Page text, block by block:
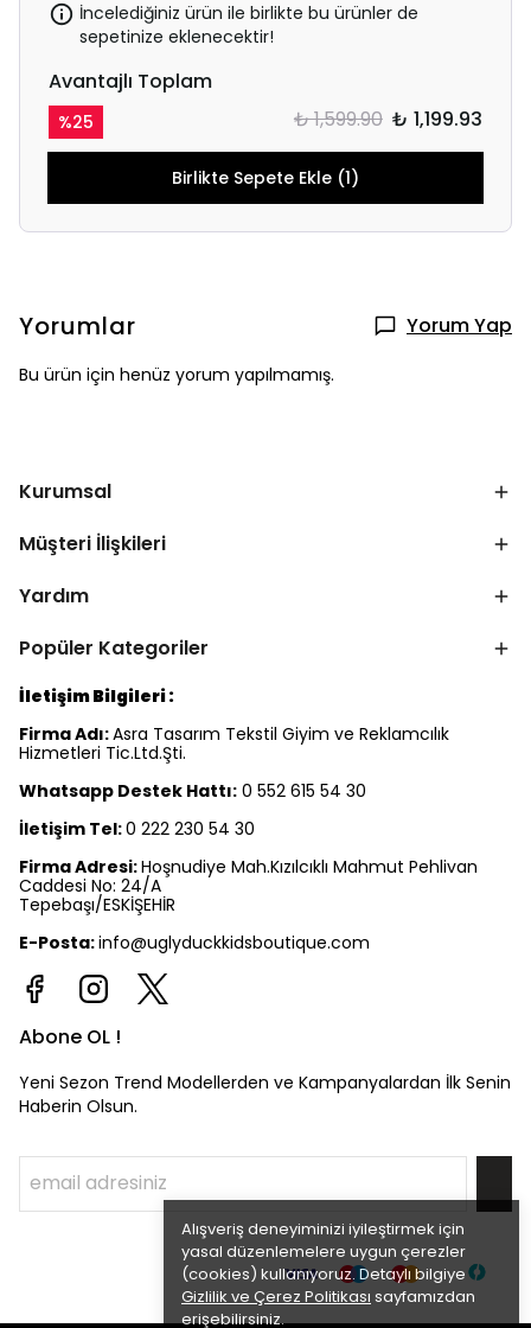
Alışveriş deneyiminizi iyileştirmek için
yasal düzenlemelere uygun çerezler
(cookies) kullanıyoruz. Detaylı bilgiye
Gizlilik ve Çerez Politikası sayfamızdan
erişebilirsiniz.
İncelediğiniz ürün ile birlikte bu ürünler de
sepetinize eklenecektir!
Avantajlı Toplam
%25 ₺ 1,599.90 ₺ 1,199.93
Birlikte Sepete Ekle (1)
Yorumlar Yorum Yap
Bu ürün için henüz yorum yapılmamış.
Kurumsal
Müşteri İlişkileri
Yardım
Popüler Kategoriler
İletişim Bilgileri :
Firma Adı:Asra Tasarım Tekstil Giyim ve Reklamcılık
Hizmetleri Tic.Ltd.Şti.
Whatsapp Destek Hattı: 0 552 615 54 30
İletişim Tel:0 222 230 54 30
Firma Adresi:Hoşnudiye Mah.Kızılcıklı Mahmut Pehlivan
Caddesi No: 24/A
Tepebaşı/ESKİŞEHİR
E-Posta:info@uglyduckkidsboutique.com
Abone OL !
Yeni Sezon Trend Modellerden ve Kampanyalardan İlk Senin
Haberin Olsun.